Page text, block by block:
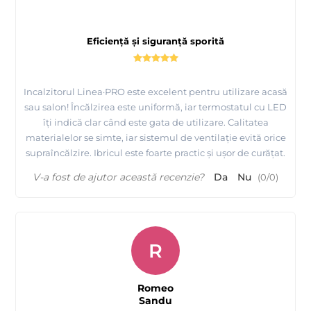
- incalzitorul de ceara are inclus in pretTaxa de Timbru Verde.
Aceasta taxa se adauga pe factura de catre importatorii sau
trebuie evidentiata separat ca si pozitie pe factura. Taxa ajunge
la stat pentru a putea gestiona colectarea deseurilor de
echipamente electrice si electronice (DEEE).
Eficiență și siguranță sporită
Incalzitorul Linea·PRO este excelent pentru utilizare acasă
sau salon! Încălzirea este uniformă, iar termostatul cu LED
îți indică clar când este gata de utilizare. Calitatea
materialelor se simte, iar sistemul de ventilație evită orice
supraîncălzire. Ibricul este foarte practic și ușor de curățat.
V-a fost de ajutor această recenzie? Da Nu (0/0)
R
Romeo
Sandu